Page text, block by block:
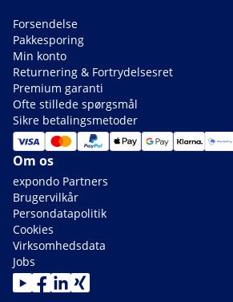
Forsendelse
Pakkesporing
Min konto
Returnering & Fortrydelsesret
Premium garanti
Ofte stillede spørgsmål
Sikre betalingsmetoder
Om os
expondo Partners
Brugervilkår
Persondatapolitik
Cookies
Virksomhedsdata
Jobs